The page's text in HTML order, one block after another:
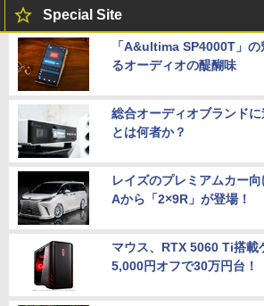
Special Site
「A&ultima SP4000T」
るオーディオの醍醐味
総合オーディオブランド
とは何者か？
レイズのプレミアムカー
Aから「2×9R」が登場！
マウス、RTX 5060 Ti搭載
5,000円オフで30万円台！